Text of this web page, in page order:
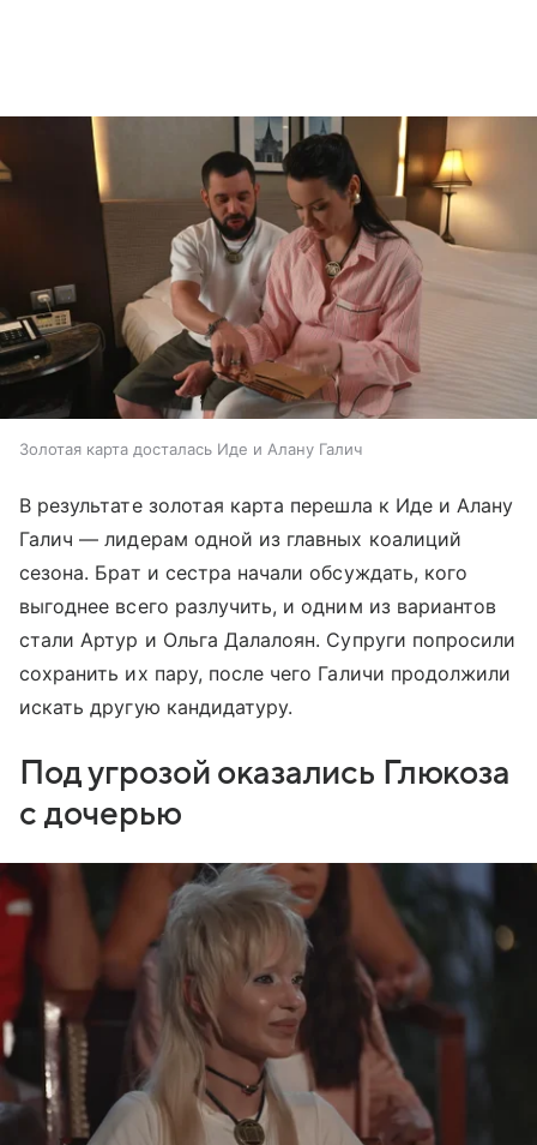
Золотая карта досталась Иде и Алану Галич
В результате золотая карта перешла к Иде и Алану
Галич — лидерам одной из главных коалиций
сезона. Брат и сестра начали обсуждать, кого
выгоднее всего разлучить, и одним из вариантов
стали Артур и Ольга Далалоян. Супруги попросили
сохранить их пару, после чего Галичи продолжили
искать другую кандидатуру.
Под угрозой оказались Глюкоза
с дочерью